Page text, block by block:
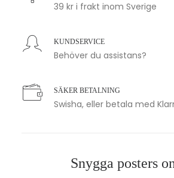
39 kr i frakt inom Sverige
KUNDSERVICE
Behöver du assistans?
SÄKER BETALNING
Swisha, eller betala med
Snygga posters